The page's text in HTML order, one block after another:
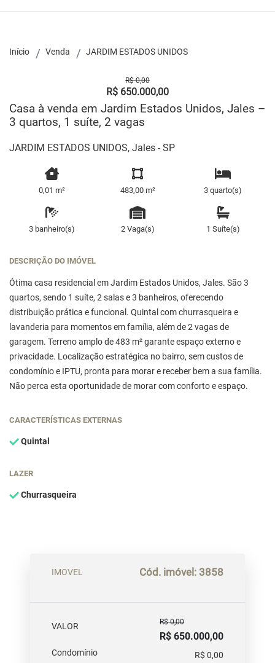
Início Venda JARDIM ESTADOS UNIDOS
R$ 0,00
R$ 650.000,00
Casa à venda em Jardim Estados Unidos, Jales –
3 quartos, 1 suíte, 2 vagas
JARDIM ESTADOS UNIDOS, Jales - SP
0,01 m² 483,00 m² 3 quarto(s)
3 banheiro(s) 2 Vaga(s) 1 Suíte(s)
DESCRIÇÃO DO IMÓVEL
Ótima casa residencial em Jardim Estados Unidos, Jales. São 3
quartos, sendo 1 suíte, 2 salas e 3 banheiros, oferecendo
distribuição prática e funcional. Quintal com churrasqueira e
lavanderia para momentos em família, além de 2 vagas de
garagem. Terreno amplo de 483 m² garante espaço externo e
privacidade. Localização estratégica no bairro, sem custos de
condomínio e IPTU, pronta para morar e receber bem a sua família.
Não perca esta oportunidade de morar com conforto e espaço.
CARACTERÍSTICAS EXTERNAS
Quintal
LAZER
Churrasqueira
IMOVEL Cód. imóvel: 3858
VALOR R$ 0,00
R$ 650.000,00
Condomínio
R$ 0,00